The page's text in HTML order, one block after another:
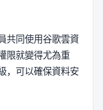
共同使用谷歌雲資
限就變得尤為重
，可以確保資料安